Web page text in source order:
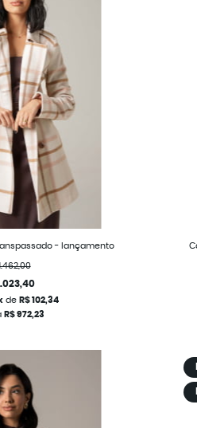
- lançamento
de R$ 102,34
R$ 972,23